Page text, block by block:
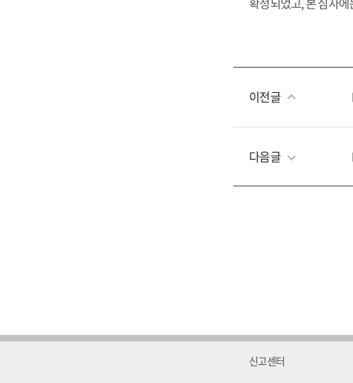
이전글
다음글
신고센터